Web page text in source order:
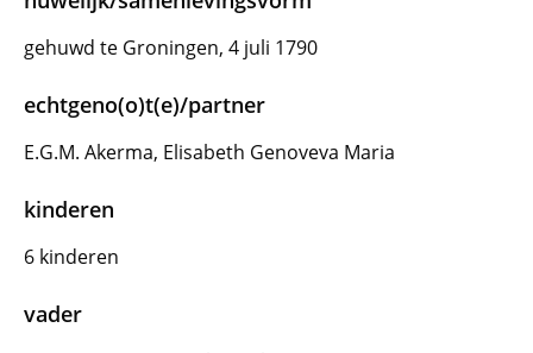
gehuwd te Groningen, 4 juli 1790
echtgeno(o)t(e)/partner
E.G.M. Akerma, Elisabeth Genoveva Maria
kinderen
6 kinderen
vader